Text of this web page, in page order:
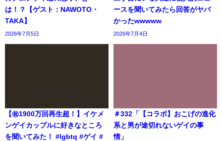
は！？【ゲスト：NAWOTO・
TAKA】
2026年7月5日
ースを聞いてみたら回答がヤバ
かったwwwww
2026年7月4日
【㊗️1900万回再生超！】イケメ
ンゲイカップルに好きなところ
を聞いてみた！ #lgbtq #ゲイ #
＃332「【コラボ】おこげの進化
系と男が途切れないゲイの事
情」